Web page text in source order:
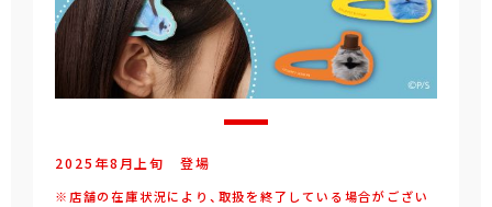
2025年8 月 上旬 登場
※店舗の在庫状況により、取扱を終了している場合がござい